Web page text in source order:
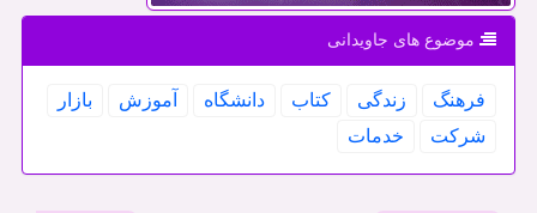
موضوع های جاویدانی
فرهنگ زندگی كتاب دانشگاه آموزش
بازار
شركت
خدمات